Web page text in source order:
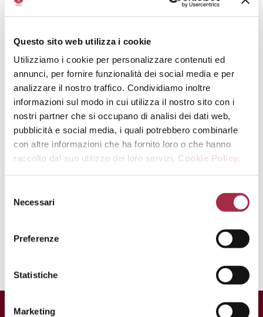
Questo sito web utilizza i cookie
Utilizziamo i cookie per personalizzare contenuti ed
annunci, per fornire funzionalità dei social media e per
analizzare il nostro traffico. Condividiamo inoltre
informazioni sul modo in cui utilizza il nostro sito con i
nostri partner che si occupano di analisi dei dati web,
pubblicità e social media, i quali potrebbero combinarle
con altre informazioni che ha fornito loro o che hanno
raccolto dal suo utilizzo dei loro servizi. Cookie Policy.
Necessari
Preferenze
Statistiche
Marketing
votre hotte en route pendant cette
opération !
7 – Versez un beau filet de vinaigre
balsamique de Modène Invecchiato
(environ 1 à 2 cuillères à soupe),
faites réduire 1 minute.
8 – Dressez les bananes dans des
assiettes (comptez-en une entière
par personne). Ajoutez une boule de
puis parsemez quelques noisettes
grossièrement concassées, quelques
raisins et un peu de zeste d’orange
finement émincé.